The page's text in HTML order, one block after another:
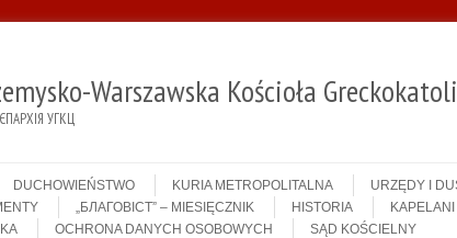
Warszawska Kościoła
УГКЦ
DUCHOWIEŃSTWO KURIA METROPOLITALNA URZĘDY I
„БЛАГОВІСТ” – MIESIĘCZNIK HISTORIA KAPELANI
OCHRONA DANYCH OSOBOWYCH SĄD KOŚCIELNY